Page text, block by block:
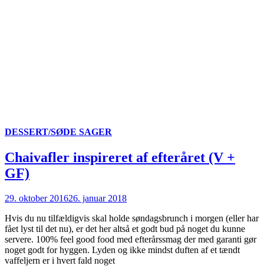
DESSERT/SØDE SAGER
Chaivafler inspireret af efteråret (V +
GF)
29. oktober 201626. januar 2018
Hvis du nu tilfældigvis skal holde søndagsbrunch i morgen (eller har
fået lyst til det nu), er det her altså et godt bud på noget du kunne
servere. 100% feel good food med efterårssmag der med garanti gør
noget godt for hyggen. Lyden og ikke mindst duften af et tændt
vaffeljern er i hvert fald noget